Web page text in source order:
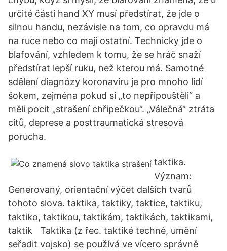
určité části hand XY musí předstírat, že jde o
silnou handu, nezávisle na tom, co opravdu má
na ruce nebo co mají ostatní. Technicky jde o
blafování, vzhledem k tomu, že se hráč snaží
předstírat lepší ruku, než kterou má. Samotné
sdělení diagnózy koronaviru je pro mnoho lidí
šokem, zejména pokud si „to nepřipouštěli“ a
měli pocit „strašení chřipečkou“. „Válečná“ ztráta
citů, deprese a posttraumatická stresová
porucha.
taktika.
Význam:
Generovaný, orientační výčet dalších tvarů
tohoto slova. taktika, taktiky, taktice, taktiku,
taktiko, taktikou, taktikám, taktikách, taktikami,
taktik Taktika (z řec. taktiké techné, umění
seřadit vojsko) se používá ve vícero správně